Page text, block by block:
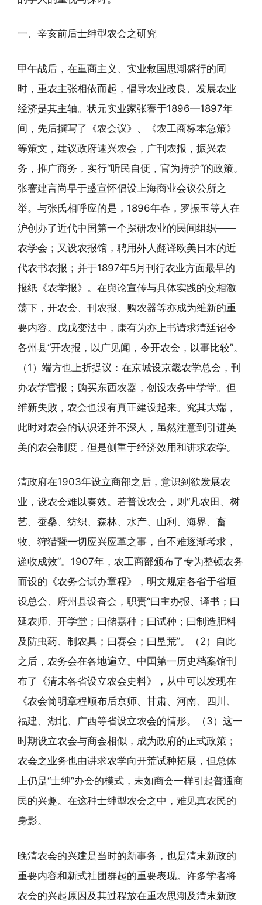
一、辛亥前后士绅型农会之研究
甲午战后，在重商主义、实业救国思潮盛行的同
时，重农主张相依而起，倡导农业改良、发展农业
经济是其主轴。状元实业家张謇于1896—1897年
间，先后撰写了《农会议》、《农工商标本急策》
等策文，建议政府速兴农会，广刊农报，振兴农
务，推广商务，实行“听民自便，官为持护”的政策。
张謇建言尚早于盛宣怀倡设上海商业会议公所之
举。与张氏相呼应的是，1896年春，罗振玉等人在
沪创办了近代中国第一个探研农业的民间组织——
农学会；又设农报馆，聘用外人翻译欧美日本的近
代农书农报；并于1897年5月刊行农业方面最早的
报纸《农学报》。在舆论宣传与具体实践的交相激
荡下，开农会、刊农报、购农器等亦成为维新的重
要内容。戊戌变法中，康有为亦上书请求清廷诏令
各州县“开农报，以广见闻，令开农会，以事比较”。
（1）端方也上折提议：在京城设京畿农学总会，刊
办农学官报；购买东西农器，创设农务中学堂。但
维新失败，农会也没有真正建设起来。究其大端，
此时对农会的认识还并不深人，虽然注意到引进英
美的农会制度，但是侧重于经济效用和讲求农学。
清政府在1903年设立商部之后，意识到欲发展农
业，设农会难以奏效。若普设农会，则“凡农田、树
艺、蚕桑、纺织、森林、水产、山利、海界、畜
牧、狩猎暨一切应兴应革之事，自不难逐渐考求，
递收成效”。1907年，农工商部颁布了专为整顿农务
而设的《农务会试办章程》，明文规定各省于省垣
设总会、府州县设奋会，职责“曰主办报、译书；曰
延农师、开学堂；曰储嘉种；曰试种；曰制造肥料
及防虫药、制农具；曰赛会；曰垦荒”。（2）自此
之后，农务会在各地遍立。中国第一历史档案馆刊
布了《清末各省设立农会史料》，从中可以发现在
《农会简明章程顺布后京师、甘肃、河南、四川、
福建、湖北、广西等省设立农会的情形。（3）这一
时期设立农会与商会相似，成为政府的正式政策；
农会之业务也由讲求农学向开荒试种拓展，但总体
上仍是“士绅”办会的模式，未如商会一样引起普通商
民的兴趣。在这种士绅型农会之中，难见真农民的
身影。
晚清农会的兴建是当时的新事务，也是清末新政的
重要内容和新式社团群起的重要表现。许多学者将
农会的兴起原因及其过程放在重农思潮及清末新政